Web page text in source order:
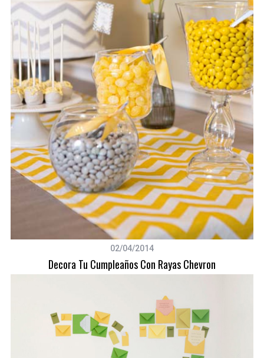
02/04/2014
Decora Tu Cumpleaños Con Rayas Chevron